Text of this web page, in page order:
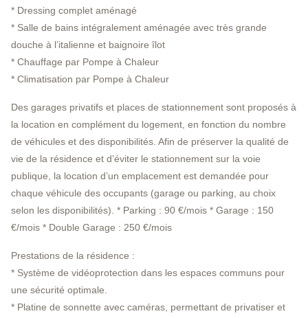
* Dressing complet aménagé
* Salle de bains intégralement aménagée avec très grande
douche à l’italienne et baignoire îlot
* Chauffage par Pompe à Chaleur
* Climatisation par Pompe à Chaleur
Des garages privatifs et places de stationnement sont proposés à
la location en complément du logement, en fonction du nombre
de véhicules et des disponibilités. Afin de préserver la qualité de
vie de la résidence et d’éviter le stationnement sur la voie
publique, la location d’un emplacement est demandée pour
chaque véhicule des occupants (garage ou parking, au choix
selon les disponibilités). * Parking : 90 €/mois * Garage : 150
€/mois * Double Garage : 250 €/mois
Prestations de la résidence :
* Système de vidéoprotection dans les espaces communs pour
une sécurité optimale.
* Platine de sonnette avec caméras, permettant de privatiser et